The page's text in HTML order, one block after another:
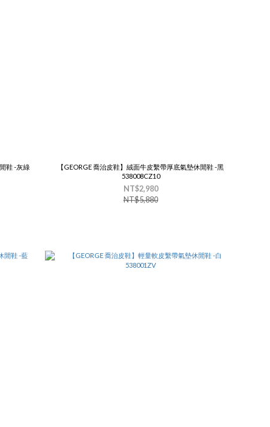
鞋 -灰綠
【GEORGE 喬治皮鞋】絨面牛皮繫帶厚底氣墊休閒鞋 -黑
538008CZ10
NT$2,980
NT$5,880